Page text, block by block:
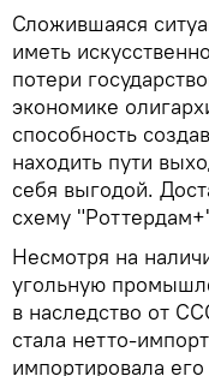
Сложившаяся
иметь
потери
экономике
способность
находить пути
себя выгодой.
схему
Несмотря на
угольную
в наследство от
стала нетто-
импортировала